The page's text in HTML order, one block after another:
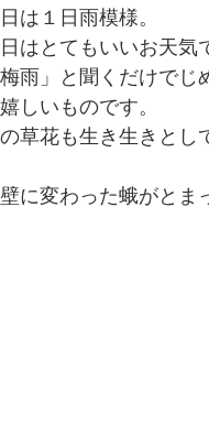
は１日雨模様。
はとてもいいお天気
雨」と聞くだけで
しいものです。
草花も生き生きとし
に変わった蛾がとま